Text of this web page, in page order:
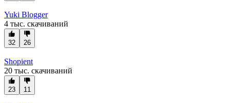
Yuki Blogger
4 тыс. скачиваний
32 26
Shopient
20 тыс. скачиваний
23 11